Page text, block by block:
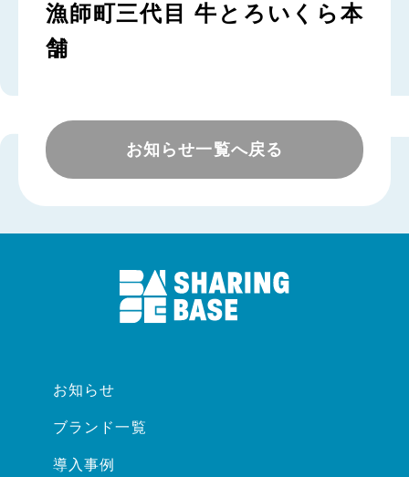
漁師町三代目 牛とろいくら本
舗
お知らせ一覧へ戻る
お知らせ
ブランド一覧
導入事例